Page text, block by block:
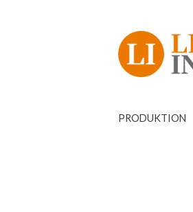
PRODUKTION